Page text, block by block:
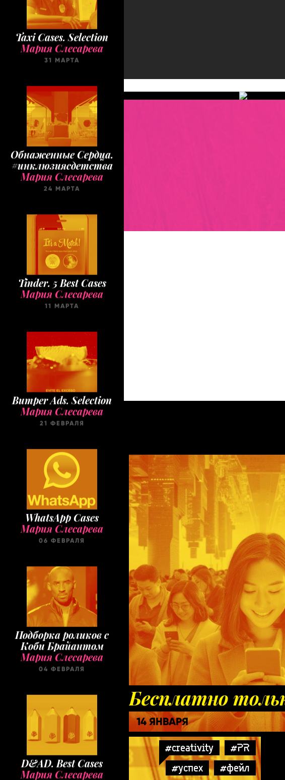
Taxi Cases. Selection
Мария Слесарева
31 МАРТА
Обнаженные Cердца.
#инклюзиясдетства
Мария Слесарева
24 МАРТА
Tinder. 5 Best Cases
Мария Слесарева
11 МАРТА
Bumper Ads. Selection
21 ФЕВРАЛЯ
WhatsApp Cases
Мария Слесарева
06 ФЕВРАЛЯ
Подборка роликов с
Коби Брайантом
Мария Слесарева
04 ФЕВРАЛЯ
D&AD. Best Cases
Мария Слесарева
24 ИЮНЯ
Бесплатно
14 ЯНВАРЯ
#creativity
#PR
#успех
#фейл